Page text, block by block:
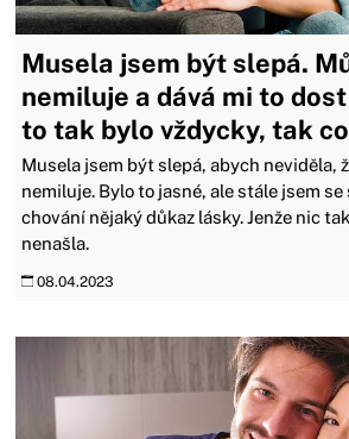
Musela jsem být slepá.
nemiluje a dává mi to
to tak bylo vždycky, tak
Musela jsem být slepá, abych neviděla,
nemiluje. Bylo to jasné, ale stále jsem
chování nějaký důkaz lásky. Jenže nic
nenašla.
08.04.2023